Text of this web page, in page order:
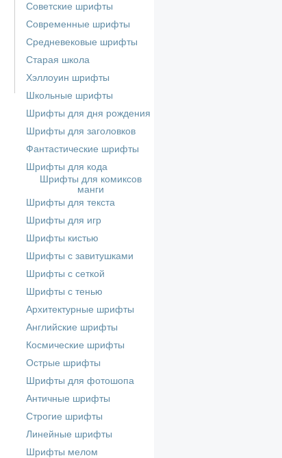
Советские шрифты
Современные шрифты
Средневековые шрифты
Старая школа
Хэллоуин шрифты
Школьные шрифты
Шрифты для дня рождения
Шрифты для заголовков
Фантастические шрифты
Шрифты для кода
Шрифты для комиксов
манги
Шрифты для текста
Шрифты для игр
Шрифты кистью
Шрифты с завитушками
Шрифты с сеткой
Шрифты с тенью
Архитектурные шрифты
Английские шрифты
Космические шрифты
Острые шрифты
Шрифты для фотошопа
Античные шрифты
Строгие шрифты
Линейные шрифты
Шрифты мелом